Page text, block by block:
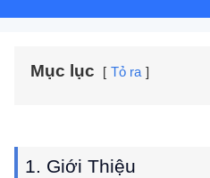
Mục lục Tỏ ra
1. Giới Thiệu